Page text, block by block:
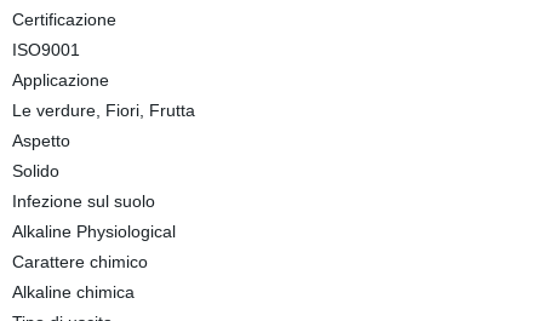
Certificazione
ISO9001
Applicazione
Le verdure, Fiori, Frutta
Aspetto
Solido
Infezione sul suolo
Alkaline Physiological
Carattere chimico
Alkaline chimica